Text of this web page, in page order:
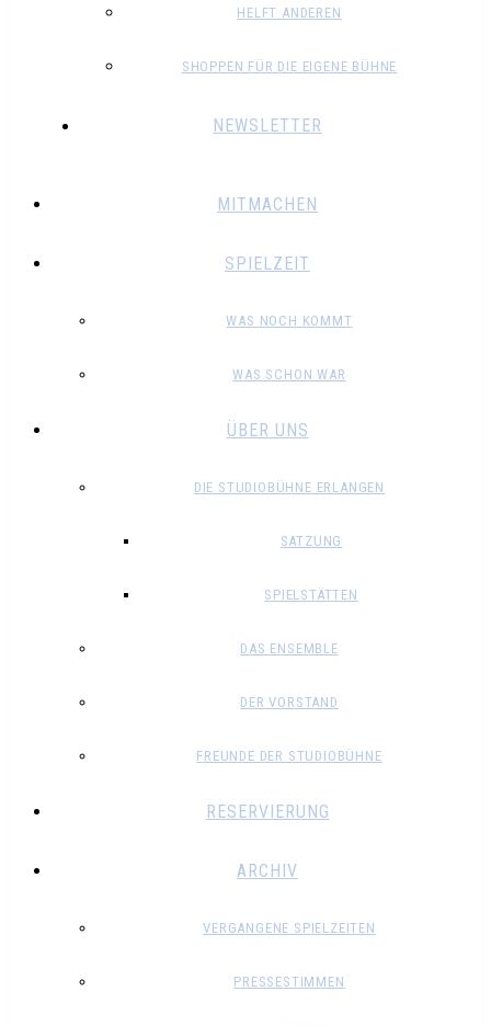
HELFT ANDEREN
SHOPPEN FÜR DIE EIGENE BÜHNE
NEWSLETTER
MITMACHEN
SPIELZEIT
WAS NOCH KOMMT
WAS SCHON WAR
ÜBER UNS
DIE STUDIOBÜHNE ERLANGEN
SATZUNG
SPIELSTÄTTEN
DAS ENSEMBLE
DER VORSTAND
FREUNDE DER STUDIOBÜHNE
RESERVIERUNG
ARCHIV
VERGANGENE SPIELZEITEN
PRESSESTIMMEN